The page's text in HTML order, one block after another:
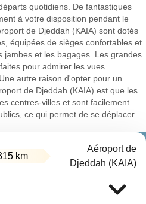
quotidiens. De fantastiques
à votre disposition pendant le
de Djeddah (KAIA) sont dotés
équipées de sièges confortables et
jambes et les bagages. Les grandes
pour admirer les vues
autre raison d'opter pour un
de Djeddah (KAIA) est que les
centres-villes et sont facilement
ce qui permet de se déplacer
km
Aéroport de
Djeddah (KAIA)